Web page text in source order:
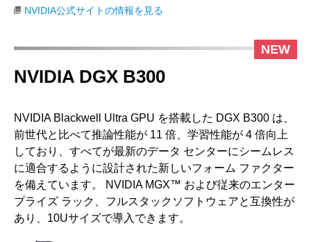
NVIDIA公式サイトの情報を見る
NVIDIA DGX B300
NVIDIA Blackwell Ultra GPU を搭載した DGX B300 は、
前世代と比べて推論性能が 11 倍、学習性能が 4 倍向上
しており、すべてが最新のデータ センターにシームレス
に適合するように設計された新しいフォーム ファクター
を備えています。 NVIDIA MGX™ および従来のエンター
プライズ ラック、フルスタックソフトウェアと互換性が
あり、10Uサイズで導入できます。